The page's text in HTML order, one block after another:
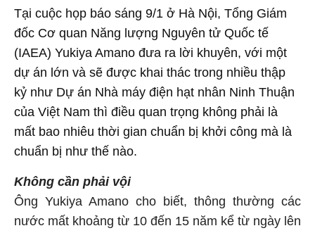
Tại cuộc họp báo sáng 9/1 ở Hà Nội, Tổng Giám
đốc Cơ quan Năng lượng Nguyên tử Quốc tế
(IAEA) Yukiya Amano đưa ra lời khuyên, với một
dự án lớn và sẽ được khai thác trong nhiều thập
kỷ như Dự án Nhà máy điện hạt nhân Ninh Thuận
của Việt Nam thì điều quan trọng không phải là
mất bao nhiêu thời gian chuẩn bị khởi công mà là
chuẩn bị như thế nào.
Không cần phải vội
Ông Yukiya Amano cho biết, thông thường các
nước mất khoảng từ 10 đến 15 năm kể từ ngày lên